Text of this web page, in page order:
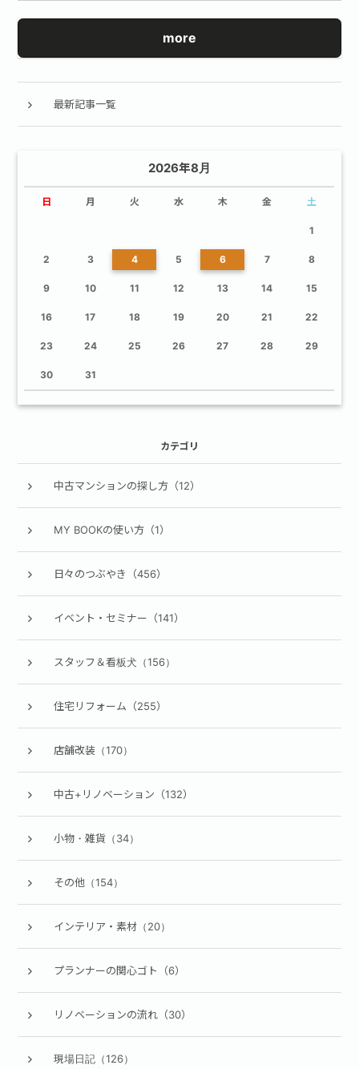
more
最新記事一覧
2026年8月
日 月 火 水 木 金 土
1
2 3 4 5 6 7 8
9 10 11 12 13 14 15
16 17 18 19 20 21 22
23 24 25 26 27 28 29
30 31
カテゴリ
中古マンションの探し方（12）
MY BOOKの使い方（1）
日々のつぶやき（456）
イベント・セミナー（141）
スタッフ＆看板犬（156）
住宅リフォーム（255）
店舗改装（170）
中古+リノベーション（132）
小物・雑貨（34）
その他（154）
インテリア・素材（20）
プランナーの関心ゴト（6）
リノベーションの流れ（30）
現場日記（126）